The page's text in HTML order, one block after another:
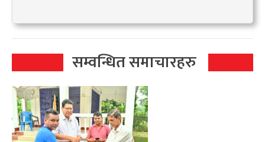
सम्वन्धित समाचारहरु